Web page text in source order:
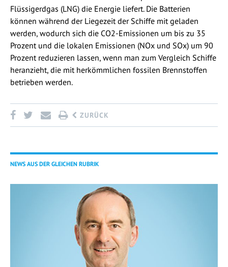
Flüssigerdgas (LNG) die Energie liefert. Die Batterien
können während der Liegezeit der Schiffe mit geladen
werden, wodurch sich die CO2-Emissionen um bis zu 35
Prozent und die lokalen Emissionen (NOx und SOx) um 90
Prozent reduzieren lassen, wenn man zum Vergleich Schiffe
heranzieht, die mit herkömmlichen fossilen Brennstoffen
betrieben werden.
ZURÜCK
NEWS AUS DER GLEICHEN RUBRIK